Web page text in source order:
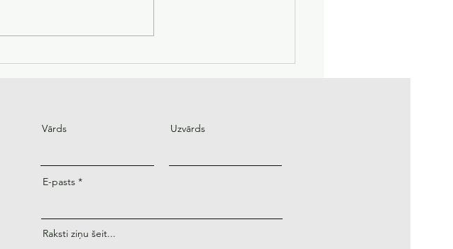
Vārds Uzvārds
E-pasts
Raksti ziņu šeit...